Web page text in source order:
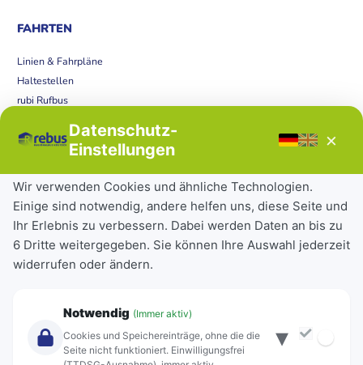
FAHRTEN
Linien & Fahrpläne
Haltestellen
rubi Rufbus
Störungen
Tickets & Tarife
Deutschlandticket
Schülerkarte
Einzeltickets
Abonnements
Über Rebus
Datenschutz-
Einstellungen
×
Wir verwenden Cookies und ähnliche Technologien.
Einige sind notwendig, andere helfen uns, diese Seite und
Ihr Erlebnis zu verbessern. Dabei werden Daten an bis zu
6 Dritte weitergegeben. Sie können Ihre Auswahl jederzeit
widerrufen oder ändern.
Notwendig (Immer aktiv)
Cookies und Speichereinträge, ohne die die
Seite nicht funktioniert. Einwilligungsfrei
▾